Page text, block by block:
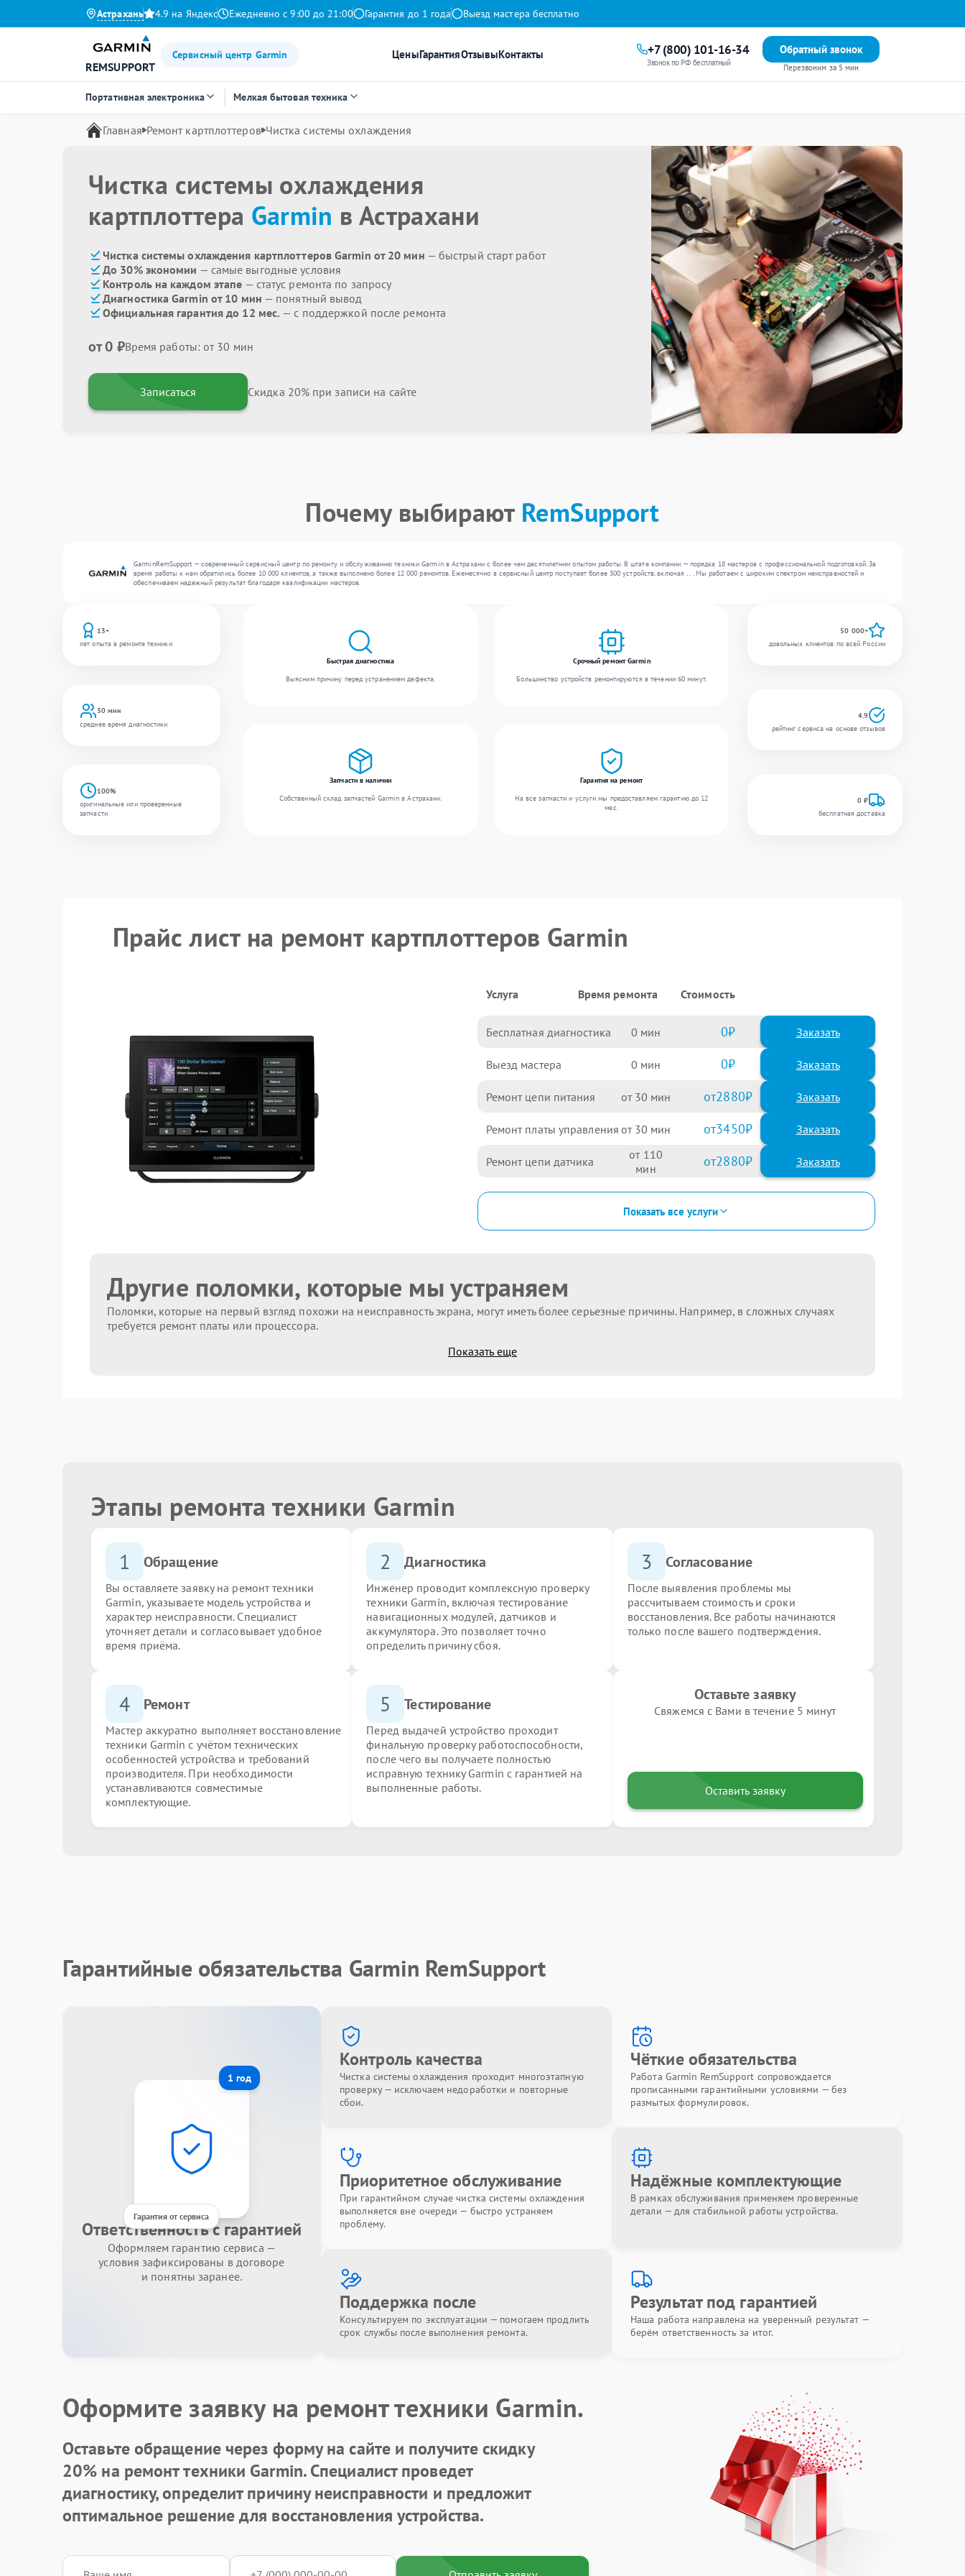
Астрахань 4.9 на Яндекс Ежедневно с 9:00 до 21:00 Гарантия до 1 года Выезд мастера бесплатно
REMSUPPORT
Сервисный центр Garmin ЦеныГарантияОтзывыКонтакты +7 (800) 101-16-34
Звонок по РФ бесплатный
Обратный звонок
Перезвоним за 5 мин
Портативная электроника Мелкая бытовая техника
Главная Ремонт картплоттеров Чистка системы охлаждения
Чистка системы охлаждения
картплоттера Garmin в Астрахани
Чистка системы охлаждения картплоттеров Garmin от 20 мин — быстрый старт работ
До 30% экономии — самые выгодные условия
Контроль на каждом этапе — статус ремонта по запросу
Диагностика Garmin от 10 мин — понятный вывод
Официальная гарантия до 12 мес. — с поддержкой после ремонта
от 0 ₽Время работы: от 30 мин
Записаться Скидка 20% при записи на сайте
Почему выбирают RemSupport
GarminRemSupport — современный сервисный центр по ремонту и обслуживанию техники Garmin в Астрахани с более чем десятилетним опытом работы. В штате компании — порядка 18 мастеров с профессиональной подготовкой. За
время работы к нам обратились более 10 000 клиентов, а также выполнено более 12 000 ремонтов. Ежемесячно в сервисный центр поступает более 300 устройств, включая , , . Мы работаем с широким спектром неисправностей и
обеспечиваем надежный результат благодаря квалификации мастеров.
13+
лет опыта в ремонте техники
30 мин
среднее время диагностики
100%
оригинальные или проверенные
запчасти
Быстрая диагностика
Выясним причину перед устранением дефекта.
Срочный ремонт Garmin
Большинство устройств ремонтируются в течении 60 минут.
Запчасти в наличии
Собственный склад запчастей Garmin в Астрахани.
Гарантия на ремонт
На все запчасти и услуги мы предоставляем гарантию до 12
мес.
50 000+
довольных клиентов по всей России
4.9
рейтинг сервиса на основе отзывов
0 ₽
бесплатная доставка
Прайс лист на ремонт картплоттеров Garmin
Услуга Время ремонта Стоимость
Бесплатная диагностика 0 0 Заказать
Выезд мастера 0 0 Заказать
Ремонт цепи питания 30 2880
Ремонт платы управления 30 3450
Ремонт цепи датчика 110 2880
Показать все услуги
Другие поломки, которые мы устраняем
Поломки, которые на первый взгляд похожи на неисправность экрана, могут иметь более серьезные причины. Например, в сложных случаях
требуется ремонт платы или процессора.
Показать еще
Этапы ремонта техники Garmin
1 Обращение
Вы оставляете заявку на ремонт техники
Garmin, указываете модель устройства и
характер неисправности. Специалист
уточняет детали и согласовывает удобное
время приёма.
2 Диагностика
Инженер проводит комплексную проверку
техники Garmin, включая тестирование
навигационных модулей, датчиков и
аккумулятора. Это позволяет точно
определить причину сбоя.
3 Согласование
После выявления проблемы мы
рассчитываем стоимость и сроки
восстановления. Все работы начинаются
только после вашего подтверждения.
4 Ремонт
Мастер аккуратно выполняет восстановление
техники Garmin с учётом технических
особенностей устройства и требований
производителя. При необходимости
устанавливаются совместимые
комплектующие.
5 Тестирование
Перед выдачей устройство проходит
финальную проверку работоспособности,
после чего вы получаете полностью
исправную технику Garmin с гарантией на
выполненные работы.
Оставьте заявку
Свяжемся с Вами в течение 5 минут
Оставить заявку
Гарантийные обязательства Garmin RemSupport
1 год
Гарантия от сервиса
Ответственность с гарантией
Оформляем гарантию сервиса —
условия зафиксированы в договоре
и понятны заранее.
Контроль качества
Чистка системы охлаждения проходит многоэтапную
проверку — исключаем недоработки и повторные
сбои.
Чёткие обязательства
Работа Garmin RemSupport сопровождается
прописанными гарантийными условиями — без
размытых формулировок.
Приоритетное обслуживание
При гарантийном случае чистка системы охлаждения
выполняется вне очереди — быстро устраняем
проблему.
Надёжные комплектующие
В рамках обслуживания применяем проверенные
детали — для стабильной работы устройства.
Поддержка после
Консультируем по эксплуатации — помогаем продлить
срок службы после выполнения ремонта.
Результат под гарантией
Наша работа направлена на уверенный результат —
берём ответственность за итог.
Оформите заявку на ремонт техники Garmin.
Оставьте обращение через форму на сайте и получите скидку
20% на ремонт техники Garmin. Специалист проведет
диагностику, определит причину неисправности и предложит
оптимальное решение для восстановления устройства.